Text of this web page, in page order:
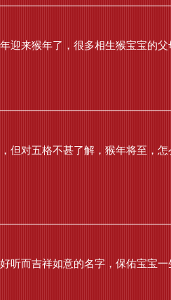
迎来猴年了，很多相生猴宝宝的
但对五格不甚了解，猴年将至，
听而吉祥如意的名字，保佑宝宝